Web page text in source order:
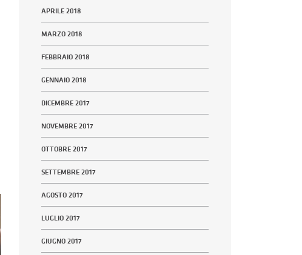
APRILE 2018
MARZO 2018
FEBBRAIO 2018
GENNAIO 2018
DICEMBRE 2017
NOVEMBRE 2017
OTTOBRE 2017
SETTEMBRE 2017
AGOSTO 2017
LUGLIO 2017
GIUGNO 2017